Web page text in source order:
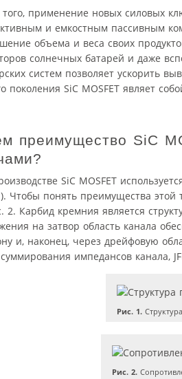
применение новых силовых
и емкостным пассивным
объема и веса своих
солнечных батарей и даже
систем позволяет ускорить
поколения SiC MOSFET являет
преимущество SiC
SiC MOSFET
Чтобы понять преимущества этой
2. Карбид кремния является
на затвор область канала
и, наконец, через дрейфовую
импедансов канала,
Рис. 1.
Рис. 2.